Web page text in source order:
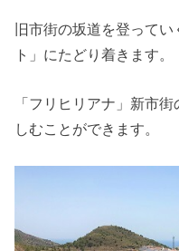
旧市街の坂道を登って
ト」にたどり着きます。
「フリヒリアナ」新市
しむことができます。